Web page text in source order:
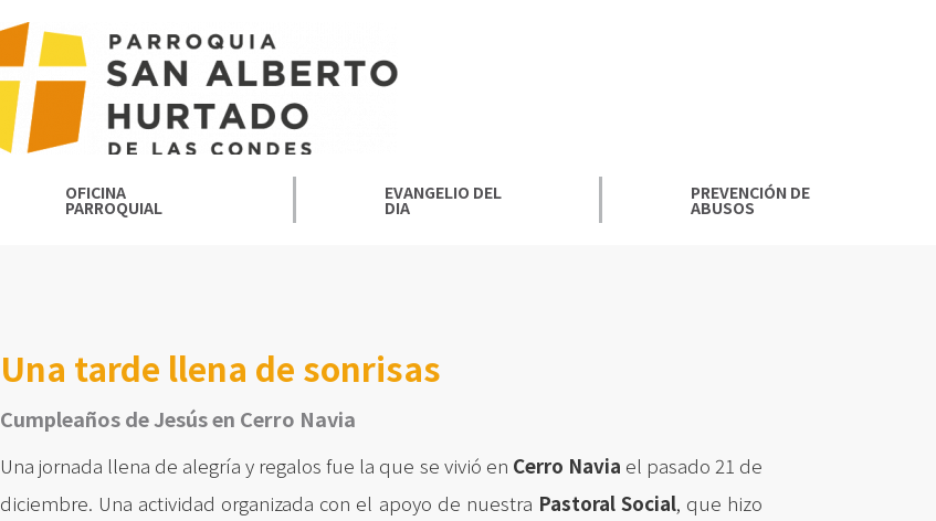
OFICINA
PARROQUIAL
EVANGELIO DEL
DIA
PREVENCIÓN DE
ABUSOS
Una tarde llena de sonrisas
Cumpleaños de Jesús en Cerro Navia
Una jornada llena de alegría y regalos fue la que se vivió en Cerro Navia el pasado 21 de
diciembre. Una actividad organizada con el apoyo de nuestra Pastoral Social, que hizo